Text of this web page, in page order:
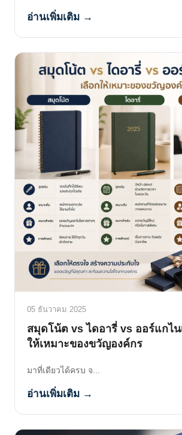
อ่านเพิ่มเติม →
05 ธันวาคม 2025
สมุดโน้ต vs ไดอารี่ vs ออร์แกไน
ให้เหมาะของขวัญองค์กร
มาที่เดียวได้ครบ จ...
อ่านเพิ่มเติม →